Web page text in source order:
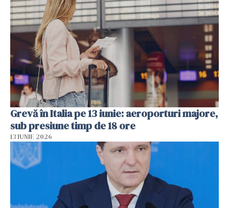
Grevă în Italia pe 13 iunie: aeroporturi majore,
sub presiune timp de 18 ore
13 IUNIE 2026